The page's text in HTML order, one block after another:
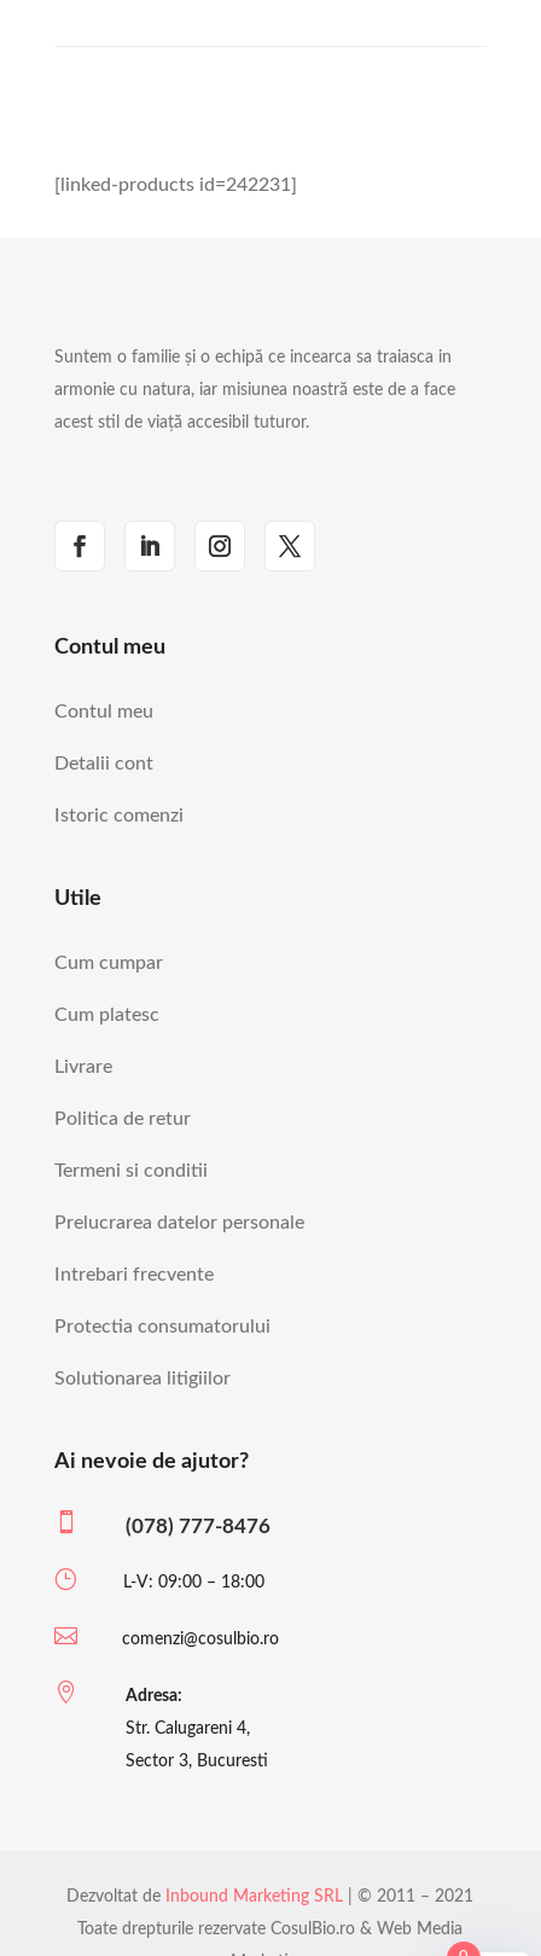
[linked-products id=242231]
Suntem o familie și o echipă ce incearca sa traiasca in
armonie cu natura, iar misiunea noastră este de a face
acest stil de viață accesibil tuturor.
Contul meu
Contul meu
Detalii cont
Istoric comenzi
Utile
Cum cumpar
Cum platesc
Livrare
Politica de retur
Termeni si conditii
Prelucrarea datelor personale
Intrebari frecvente
Protectia consumatorului
Solutionarea litigiilor
Ai nevoie de ajutor?
 (078) 777-8476
} L-V: 09:00 – 18:00
 comenzi@cosulbio.ro

Adresa:
Str. Calugareni 4,
Sector 3, Bucuresti
Dezvoltat de Inbound Marketing SRL | © 2011 – 2021
Toate drepturile rezervate CosulBio.ro & Web Media